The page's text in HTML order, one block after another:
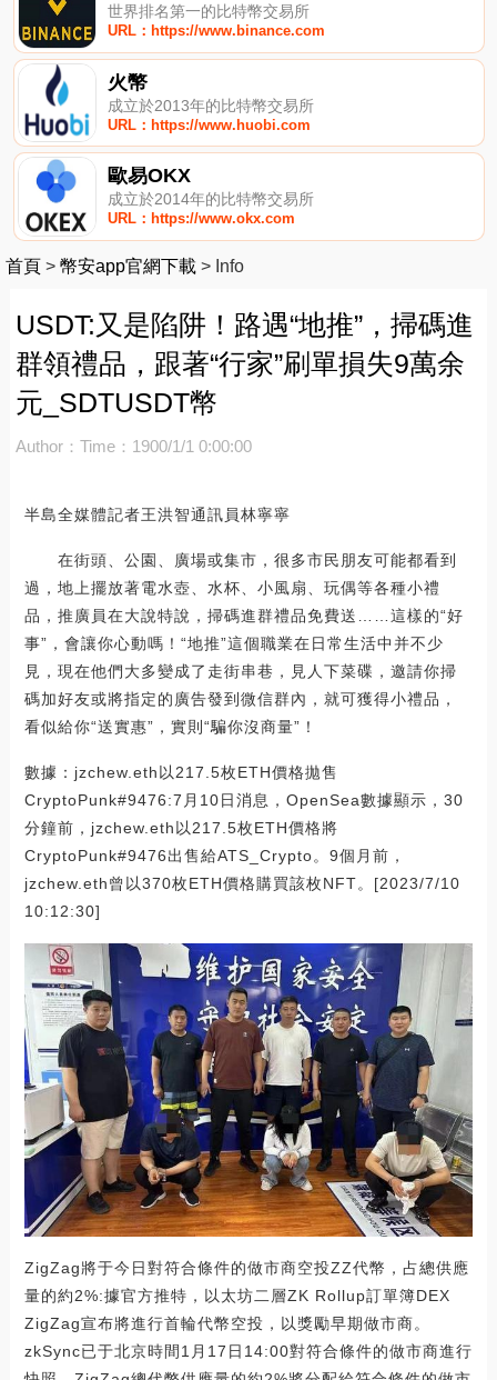
世界排名第一的比特幣交易所
URL：https://www.binance.com
火幣
成立於2013年的比特幣交易所
URL：https://www.huobi.com
歐易OKX
成立於2014年的比特幣交易所
URL：https://www.okx.com
首頁 > 幣安app官網下載 > Info
USDT:又是陷阱！路遇“地推”，掃碼進
群領禮品，跟著“行家”刷單損失9萬余
元_SDTUSDT幣
Author： Time：1900/1/1 0:00:00
半島全媒體記者王洪智通訊員林寧寧
在街頭、公園、廣場或集市，很多市民朋友可能都看到
過，地上擺放著電水壺、水杯、小風扇、玩偶等各種小禮
品，推廣員在大說特說，掃碼進群禮品免費送……這樣的“好
事”，會讓你心動嗎！“地推”這個職業在日常生活中并不少
見，現在他們大多變成了走街串巷，見人下菜碟，邀請你掃
碼加好友或將指定的廣告發到微信群內，就可獲得小禮品，
看似給你“送實惠”，實則“騙你沒商量”！
數據：jzchew.eth以217.5枚ETH價格拋售
CryptoPunk#9476:7月10日消息，OpenSea數據顯示，30
分鐘前，jzchew.eth以217.5枚ETH價格將
CryptoPunk#9476出售給ATS_Crypto。9個月前，
jzchew.eth曾以370枚ETH價格購買該枚NFT。[2023/7/10
10:12:30]
ZigZag將于今日對符合條件的做市商空投ZZ代幣，占總供應
量的約2%:據官方推特，以太坊二層ZK Rollup訂單簿DEX
ZigZag宣布將進行首輪代幣空投，以獎勵早期做市商。
zkSync已于北京時間1月17日14:00對符合條件的做市商進行